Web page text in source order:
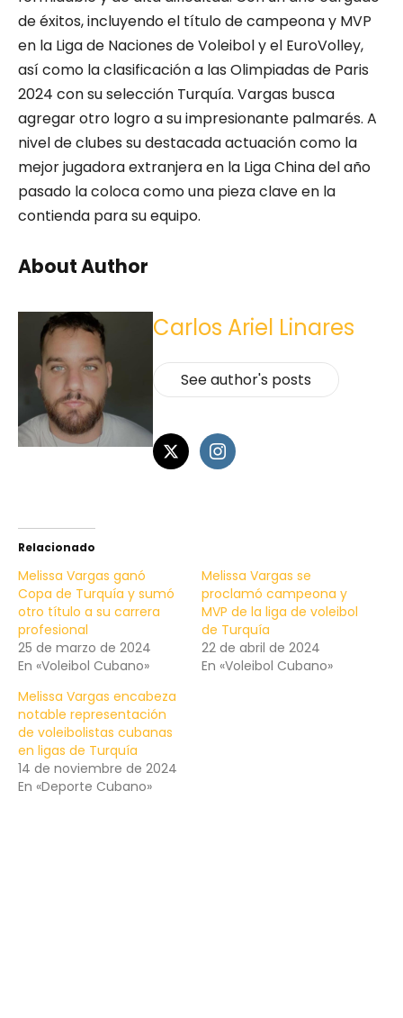
de éxitos, incluyendo el título de campeona y MVP
en la Liga de Naciones de Voleibol y el EuroVolley,
así como la clasificación a las Olimpiadas de Paris
2024 con su selección Turquía. Vargas busca
agregar otro logro a su impresionante palmarés. A
nivel de clubes su destacada actuación como la
mejor jugadora extranjera en la Liga China del año
pasado la coloca como una pieza clave en la
contienda para su equipo.
About Author
Carlos Ariel Linares
See author's posts
Relacionado
Melissa Vargas ganó
Copa de Turquía y sumó
otro título a su carrera
profesional
25 de marzo de 2024
En «Voleibol Cubano»
Melissa Vargas se
proclamó campeona y
MVP de la liga de voleibol
de Turquía
22 de abril de 2024
En «Voleibol Cubano»
Melissa Vargas encabeza
notable representación
de voleibolistas cubanas
en ligas de Turquía
14 de noviembre de 2024
En «Deporte Cubano»